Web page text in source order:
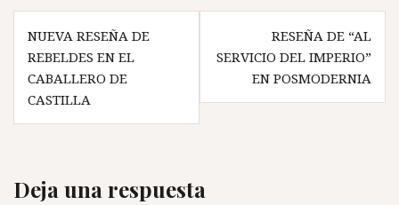
Navegación
de
entradas
NUEVA RESEÑA DE
REBELDES EN EL
CABALLERO DE
CASTILLA
RESEÑA DE “AL
SERVICIO DEL IMPERIO”
EN POSMODERNIA
Deja una respuesta